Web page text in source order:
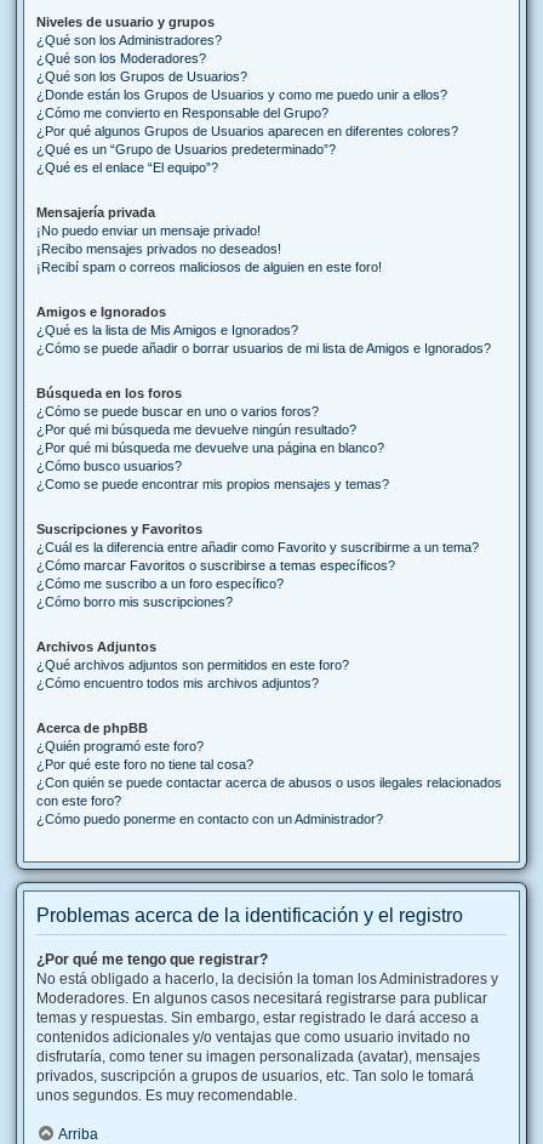
Niveles de usuario y grupos
¿Qué son los Administradores?
¿Qué son los Moderadores?
¿Qué son los Grupos de Usuarios?
¿Donde están los Grupos de Usuarios y como me puedo unir a ellos?
¿Cómo me convierto en Responsable del Grupo?
¿Por qué algunos Grupos de Usuarios aparecen en diferentes colores?
¿Qué es un “Grupo de Usuarios predeterminado”?
¿Qué es el enlace “El equipo”?
Mensajería privada
¡No puedo enviar un mensaje privado!
¡Recibo mensajes privados no deseados!
¡Recibí spam o correos maliciosos de alguien en este foro!
Amigos e Ignorados
¿Qué es la lista de Mis Amigos e Ignorados?
¿Cómo se puede añadir o borrar usuarios de mi lista de Amigos e Ignorados?
Búsqueda en los foros
¿Cómo se puede buscar en uno o varios foros?
¿Por qué mi búsqueda me devuelve ningún resultado?
¿Por qué mi búsqueda me devuelve una página en blanco?
¿Cómo busco usuarios?
¿Como se puede encontrar mis propios mensajes y temas?
Suscripciones y Favoritos
¿Cuál es la diferencia entre añadir como Favorito y suscribirme a un tema?
¿Cómo marcar Favoritos o suscribirse a temas específicos?
¿Cómo me suscribo a un foro específico?
¿Cómo borro mis suscripciones?
Archivos Adjuntos
¿Qué archivos adjuntos son permitidos en este foro?
¿Cómo encuentro todos mis archivos adjuntos?
Acerca de phpBB
¿Quién programó este foro?
¿Por qué este foro no tiene tal cosa?
¿Con quién se puede contactar acerca de abusos o usos ilegales relacionados
con este foro?
¿Cómo puedo ponerme en contacto con un Administrador?
Problemas acerca de la identificación y el registro
¿Por qué me tengo que registrar?
No está obligado a hacerlo, la decisión la toman los Administradores y
Moderadores. En algunos casos necesitará registrarse para publicar
temas y respuestas. Sin embargo, estar registrado le dará acceso a
contenidos adicionales y/o ventajas que como usuario invitado no
disfrutaría, como tener su imagen personalizada (avatar), mensajes
privados, suscripción a grupos de usuarios, etc. Tan solo le tomará
unos segundos. Es muy recomendable.
Arriba